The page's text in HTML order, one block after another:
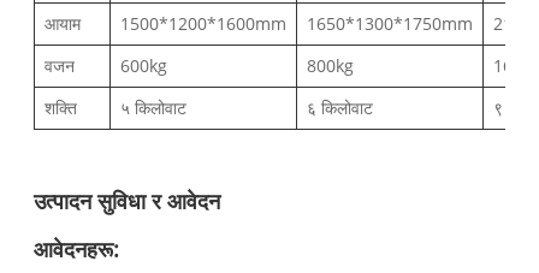
आयाम
1500*1200*1600mm 1650*1300*1750mm
वजन
600kg 800kg
शक्ति
५ किलोवाट ६ किलोवाट ९
उत्पादन सुविधा र आवेदन
आवेदनहरू: